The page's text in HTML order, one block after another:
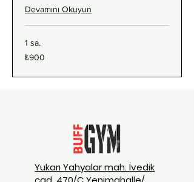
Devamını Okuyun
1 sa.
₺900
Türk
₺900
Yukarı Yahyalar mah. İvedik